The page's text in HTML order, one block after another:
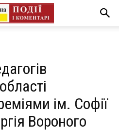
ім. Софії
Вороного